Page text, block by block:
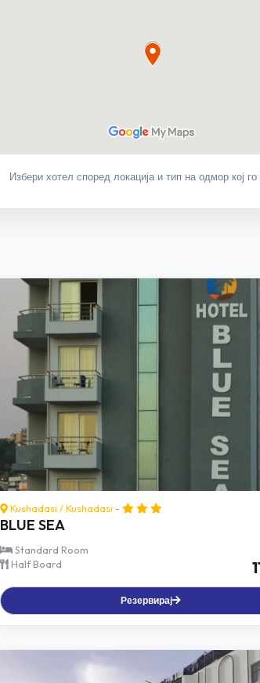
Избери хотел според локација и тип на одмор кој
Kushadasi /Kushadasi -
BLUE SEA
Standard Room
Half Board
Резервирај